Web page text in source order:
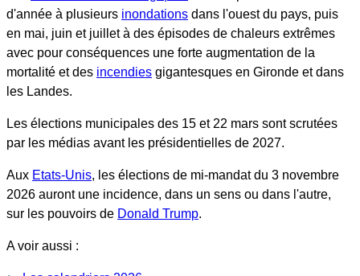
d'année à plusieurs inondations dans l'ouest du pays, puis
en mai, juin et juillet à des épisodes de chaleurs extrêmes
avec pour conséquences une forte augmentation de la
mortalité et des incendies gigantesques en Gironde et dans
les Landes.
Les élections municipales des 15 et 22 mars sont scrutées
par les médias avant les présidentielles de 2027.
Aux Etats-Unis, les élections de mi-mandat du 3 novembre
2026 auront une incidence, dans un sens ou dans l'autre,
sur les pouvoirs de Donald Trump.
A voir aussi :